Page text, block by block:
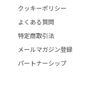
クッキーポリシー
よくある質問
特定商取引法
メールマガジン登録
パートナーシップ